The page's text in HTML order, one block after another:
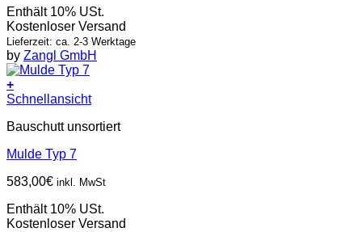
Enthält 10% USt.
Kostenloser Versand
Lieferzeit: ca. 2-3 Werktage
by Zangl GmbH
+
Schnellansicht
Bauschutt unsortiert
Mulde Typ 7
583,00€ inkl. MwSt
Enthält 10% USt.
Kostenloser Versand